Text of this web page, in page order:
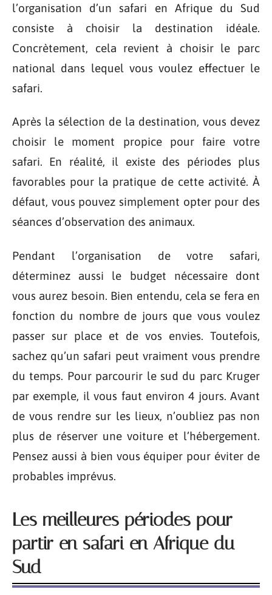
l’organisation d’un safari en Afrique du Sud
consiste à choisir la destination idéale.
Concrètement, cela revient à choisir le parc
national dans lequel vous voulez effectuer le
safari.
Après la sélection de la destination, vous devez
choisir le moment propice pour faire votre
safari. En réalité, il existe des périodes plus
favorables pour la pratique de cette activité. À
défaut, vous pouvez simplement opter pour des
séances d’observation des animaux.
Pendant l’organisation de votre safari,
déterminez aussi le budget nécessaire dont
vous aurez besoin. Bien entendu, cela se fera en
fonction du nombre de jours que vous voulez
passer sur place et de vos envies. Toutefois,
sachez qu’un safari peut vraiment vous prendre
du temps. Pour parcourir le sud du parc Kruger
par exemple, il vous faut environ 4 jours. Avant
de vous rendre sur les lieux, n’oubliez pas non
plus de réserver une voiture et l’hébergement.
Pensez aussi à bien vous équiper pour éviter de
probables imprévus.
Les meilleures périodes pour
partir en safari en Afrique du
Sud